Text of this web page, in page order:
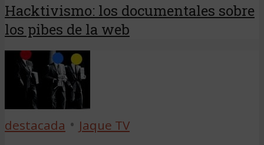
Hacktivismo: los documentales sobre
los pibes de la web
destacada • Jaque TV